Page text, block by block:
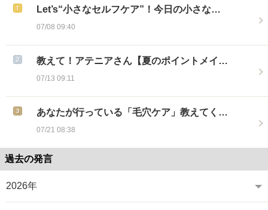
Let’s“小さなセルフケア”！今日の小さな…
07/08 09:40
教えて！アテニアさん【夏のポイントメイ…
07/13 09:11
あなたが行っている「毛穴ケア」教えてく…
07/21 08:38
過去の発言
2026年